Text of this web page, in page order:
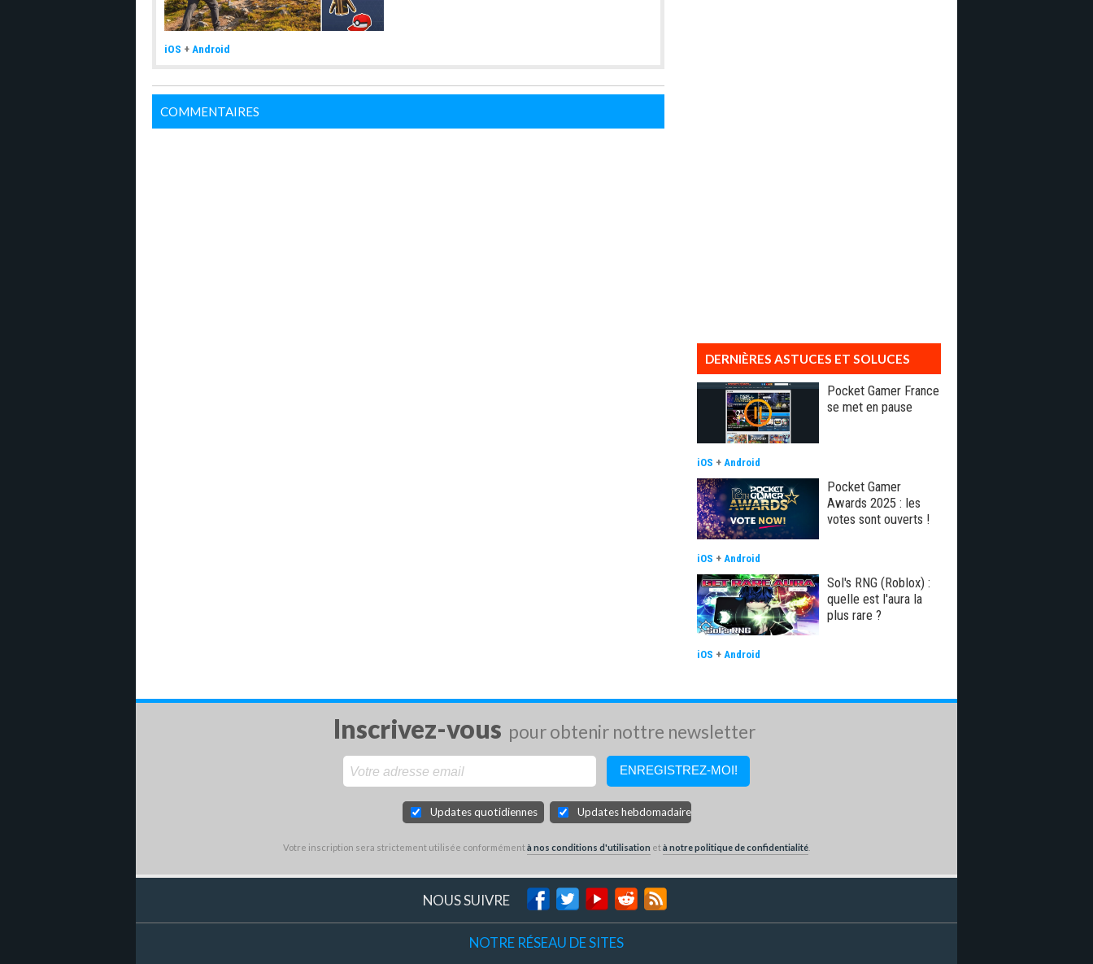
iOS +Android
COMMENTAIRES
DERNIÈRES ASTUCES ET SOLUCES
Pocket Gamer France
se met en pause
iOS + Android
Pocket Gamer
Awards 2025 : les
votes sont ouverts !
iOS + Android
Sol's RNG (Roblox) :
quelle est l'aura la
plus rare ?
iOS + Android
Inscrivez-vous pour obtenir nottre newsletter
Updates quotidiennes Updates hebdomadaires
Votre inscription sera strictement utilisée conformémentà nos conditions d'utilisation età notre politique de confidentialité
NOUS SUIVRE
NOTRE RÉSEAU DE SITES